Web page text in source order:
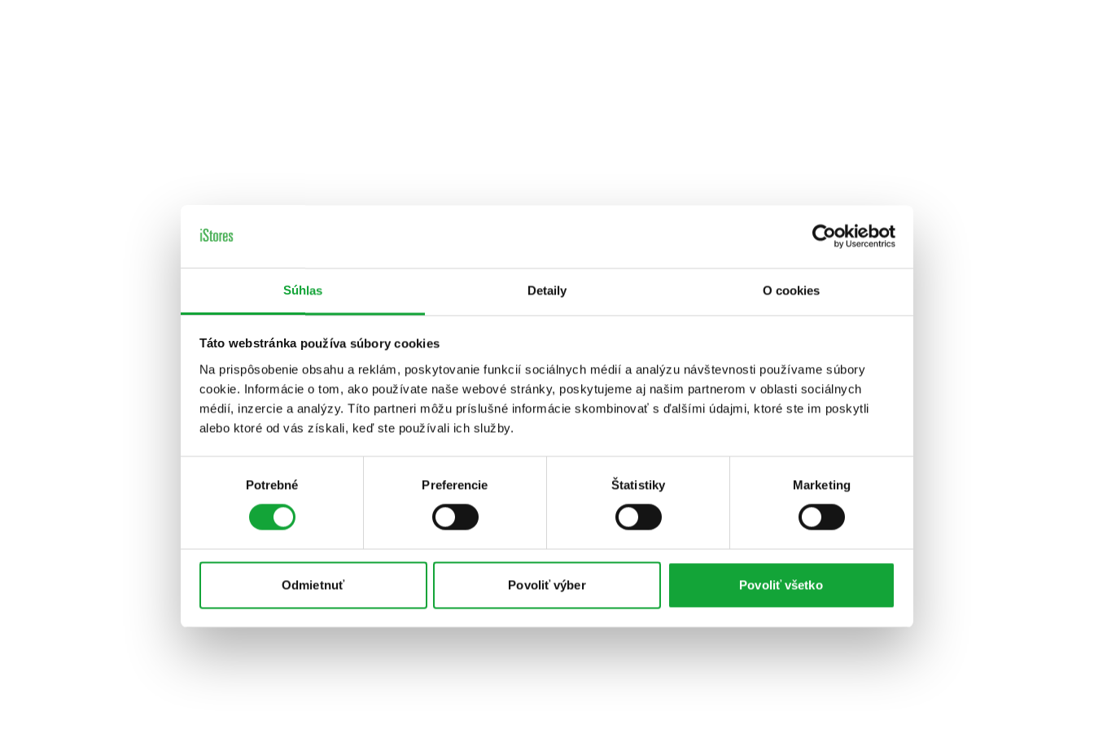
Súhlas Detaily O cookies
Táto webstránka používa súbory cookies
Na prispôsobenie obsahu a reklám, poskytovanie funkcií sociálnych médií a analýzu návštevnosti používame súbory
cookie. Informácie o tom, ako používate naše webové stránky, poskytujeme aj našim partnerom v oblasti sociálnych
médií, inzercie a analýzy. Títo partneri môžu príslušné informácie skombinovať s ďalšími údajmi, ktoré ste im poskytli
alebo ktoré od vás získali, keď ste používali ich služby.
Potrebné Preferencie Štatistiky Marketing
Odmietnuť Povoliť výber Povoliť všetko